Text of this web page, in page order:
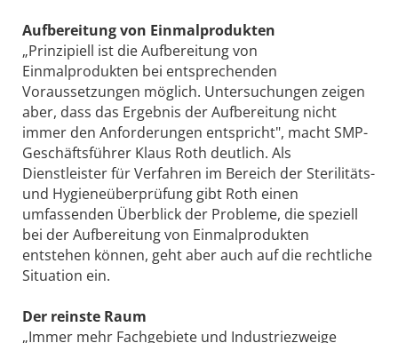
Aufbereitung von Einmalprodukten
„Prinzipiell ist die Aufbereitung von
Einmalprodukten bei entsprechenden
Voraussetzungen möglich. Untersuchungen zeigen
aber, dass das Ergebnis der Aufbereitung nicht
immer den Anforderungen entspricht", macht SMP-
Geschäftsführer Klaus Roth deutlich. Als
Dienstleister für Verfahren im Bereich der Sterilitäts-
und Hygieneüberprüfung gibt Roth einen
umfassenden Überblick der Probleme, die speziell
bei der Aufbereitung von Einmalprodukten
entstehen können, geht aber auch auf die rechtliche
Situation ein.
Der reinste Raum
„Immer mehr Fachgebiete und Industriezweige